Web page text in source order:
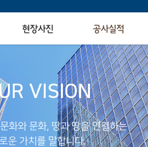
현장사진 공사실적
VISION
화와 문화, 땅과 땅을 연결하는
운 가치를 말합니다.